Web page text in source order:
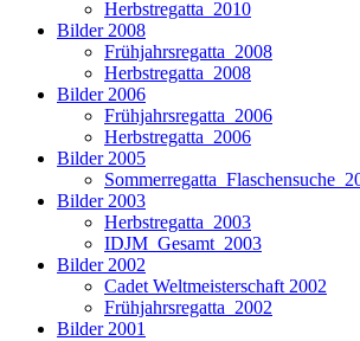
Herbstregatta_2010
Bilder 2008
Frühjahrsregatta_2008
Herbstregatta_2008
Bilder 2006
Frühjahrsregatta_2006
Herbstregatta_2006
Bilder 2005
Bilder 2003
Herbstregatta_2003
IDJM_Gesamt_2003
Bilder 2002
Cadet Weltmeisterschaft 2002
Frühjahrsregatta_2002
Bilder 2001